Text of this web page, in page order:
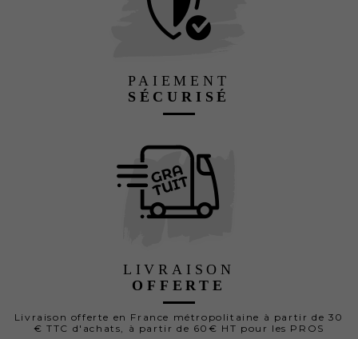
PAIEMENT
SÉCURISÉ
LIVRAISON
OFFERTE
Livraison offerte en France métropolitaine à partir de 30
€ TTC d'achats, à partir de 60€ HT pour les PROS